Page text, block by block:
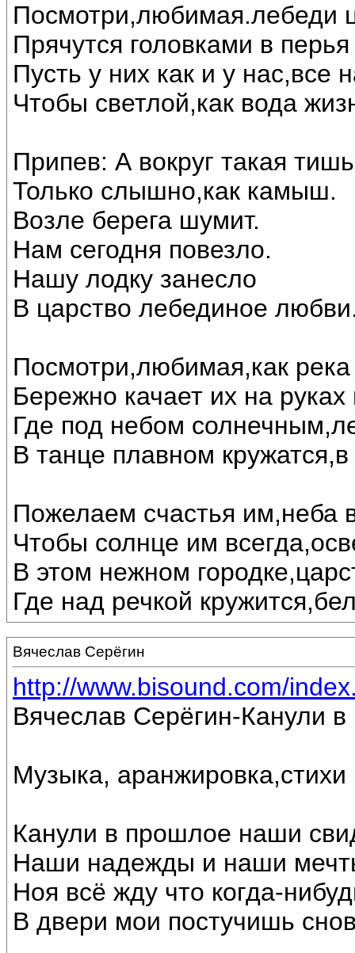
Посмотри,любимая.лебеди
Прячутся головками в
Пусть у них как и у нас,все
Чтобы светлой,как вода
Припев: А вокруг такая
Только слышно,как камыш.
Возле берега шумит.
Нам сегодня повезло.
Нашу лодку занесло
В царство лебединое
Посмотри,любимая,как река
Бережно качает их на
Где под небом
В танце плавном
Пожелаем счастья им,неба
Чтобы солнце им
В этом нежном
Где над речкой
Вячеслав Серёгин
http://www.bisound.com/
Вячеслав Серёгин-Канули
Музыка,
Канули в прошлое наши
Наши надежды и наши
Ноя всё жду что когда-
В двери мои постучишь